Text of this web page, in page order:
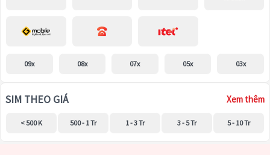
09x 08x 07x 05x 03x
SIM THEO GIÁ Xem thêm
< 500 K 500 - 1 Tr 1 - 3 Tr 3 - 5 Tr 5 - 10 Tr